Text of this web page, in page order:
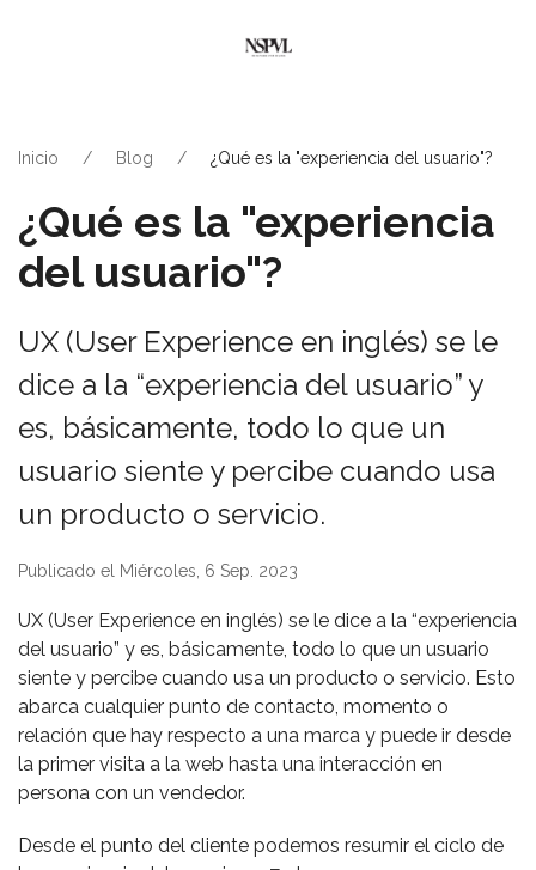
Inicio Blog ¿Qué es la "experiencia del usuario"?
¿Qué es la "experiencia
del usuario"?
UX (User Experience en inglés) se le
dice a la “experiencia del usuario” y
es, básicamente, todo lo que un
usuario siente y percibe cuando usa
un producto o servicio.
Publicado el Miércoles, 6 Sep. 2023
UX (User Experience en inglés) se le dice a la “experiencia
del usuario” y es, básicamente, todo lo que un usuario
siente y percibe cuando usa un producto o servicio. Esto
abarca cualquier punto de contacto, momento o
relación que hay respecto a una marca y puede ir desde
la primer visita a la web hasta una interacción en
persona con un vendedor.
Desde el punto del cliente podemos resumir el ciclo de